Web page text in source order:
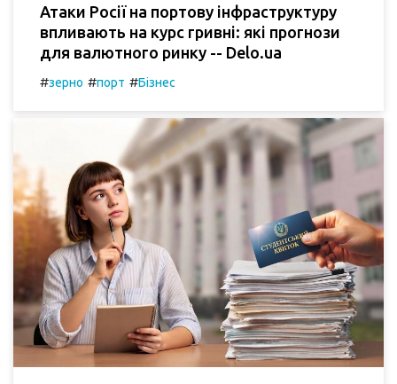
Атаки Росії на портову інфраструктуру
впливають на курс гривні: які прогнози
для валютного ринку -- Delo.ua
#зерно #порт #Бізнес